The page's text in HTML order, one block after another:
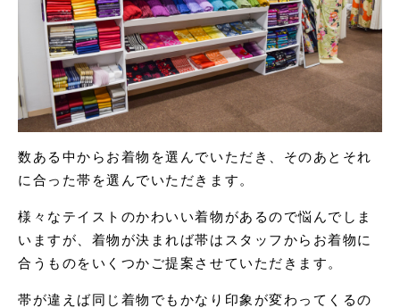
数ある中からお着物を選んでいただき、そのあとそれ
に合った帯を選んでいただきます。
様々なテイストのかわいい着物があるので悩んでしま
いますが、着物が決まれば帯はスタッフからお着物に
合うものをいくつかご提案させていただきます。
帯が違えば同じ着物でもかなり印象が変わってくるの